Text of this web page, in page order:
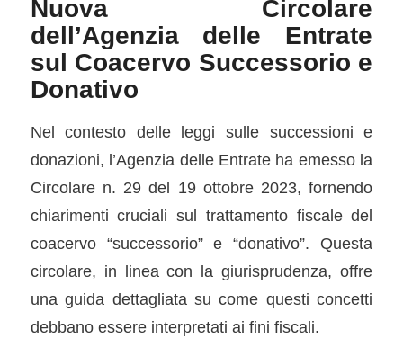
Nuova Circolare
dell’Agenzia delle Entrate
sul Coacervo Successorio e
Donativo
Nel contesto delle leggi sulle successioni e
donazioni, l’Agenzia delle Entrate ha emesso la
Circolare n. 29 del 19 ottobre 2023, fornendo
chiarimenti cruciali sul trattamento fiscale del
coacervo “successorio” e “donativo”. Questa
circolare, in linea con la giurisprudenza, offre
una guida dettagliata su come questi concetti
debbano essere interpretati ai fini fiscali.